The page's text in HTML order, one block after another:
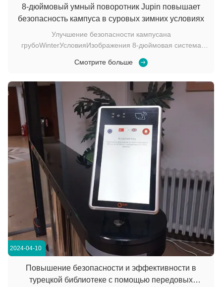
8-дюймовый умный поворотник Jupin повышает
безопасность кампуса в суровых зимних условиях
Улучшение безопасности кампусана
грубоWinterУсловияИзображения 8-дюймовая система
установлена в одном из университетов для решения
условия.распознавание лицИ...бесконтактная
аутентификация карты, решение обеспечив...
Смотрите больше
2024-04-10
Повышение безопасности и эффективности в
турецкой библиотеке с помощью передовых